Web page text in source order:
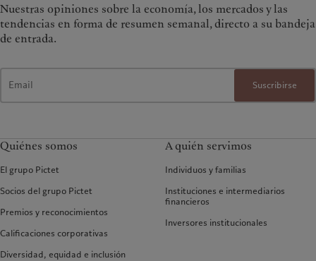
Nuestras opiniones sobre la economía, los mercados y las
tendencias en forma de resumen semanal, directo a su bandeja
de entrada.
Suscribirse
Quiénes somos
El grupo Pictet
Socios del grupo Pictet
Premios y reconocimientos
Calificaciones corporativas
Diversidad, equidad e inclusión
A quién servimos
Individuos y familias
Instituciones e intermediarios
financieros
Inversores institucionales